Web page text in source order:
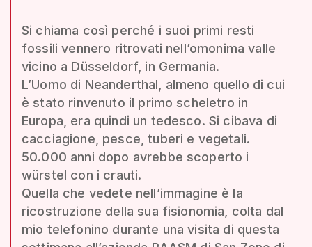
Si chiama così perché i suoi primi resti
fossili vennero ritrovati nell’omonima valle
vicino a Düsseldorf, in Germania.
L’Uomo di Neanderthal, almeno quello di cui
è stato rinvenuto il primo scheletro in
Europa, era quindi un tedesco. Si cibava di
cacciagione, pesce, tuberi e vegetali.
50.000 anni dopo avrebbe scoperto i
würstel con i crauti.
Quella che vedete nell’immagine è la
ricostruzione della sua fisionomia, colta dal
mio telefonino durante una visita di questa